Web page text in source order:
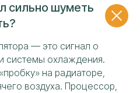
сильно шуметь
— это сигнал о
системы охлаждения.
на радиаторе,
воздуха. Процессор,